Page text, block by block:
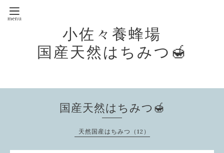
小佐々養蜂場
国産天然はちみつ🍯
国産天然はちみつ🍯
天然国産はちみつ（12）